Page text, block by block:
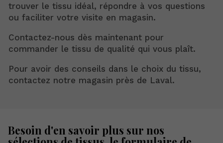
trouver le tissu idéal, répondre à vos questions
ou faciliter votre visite en magasin.
Contactez-nous dès maintenant pour
commander le tissu de qualité qui vous plaît.
Pour avoir des conseils dans le choix du tissu,
contactez notre magasin près de Laval.
Besoin d'en savoir plus sur nos